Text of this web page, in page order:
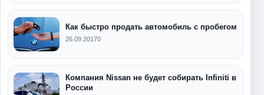
Как быстро продать автомобиль с пробегом
26.09.20170
Компания Nissan не будет собирать Infiniti в
России